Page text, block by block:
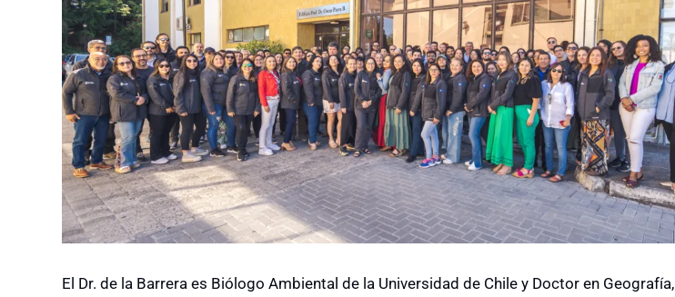
El Dr. de la Barrera es Biólogo Ambiental de la Universidad de Chile y Doctor en Geografía,